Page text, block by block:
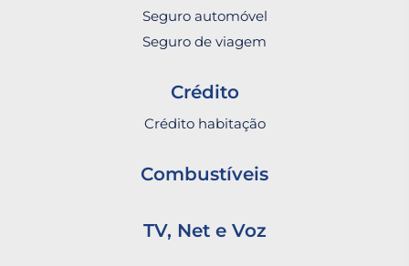
Seguro automóvel
Seguro de viagem
Crédito
Crédito habitação
Combustíveis
TV, Net e Voz